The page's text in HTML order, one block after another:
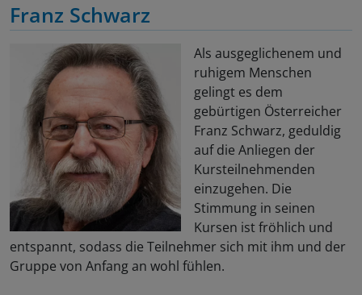
Franz Schwarz
Als ausgeglichenem und
ruhigem Menschen
gelingt es dem
gebürtigen Österreicher
Franz Schwarz, geduldig
auf die Anliegen der
Kursteilnehmenden
einzugehen. Die
Stimmung in seinen
Kursen ist fröhlich und
entspannt, sodass die Teilnehmer sich mit ihm und der
Gruppe von Anfang an wohl fühlen.